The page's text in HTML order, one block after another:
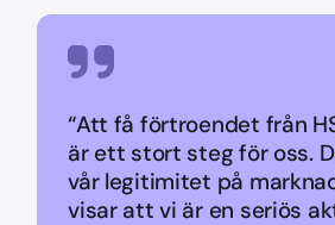
“Att få förtroendet från
är ett stort steg för oss.
vår legitimitet på
visar att vi är en seriös